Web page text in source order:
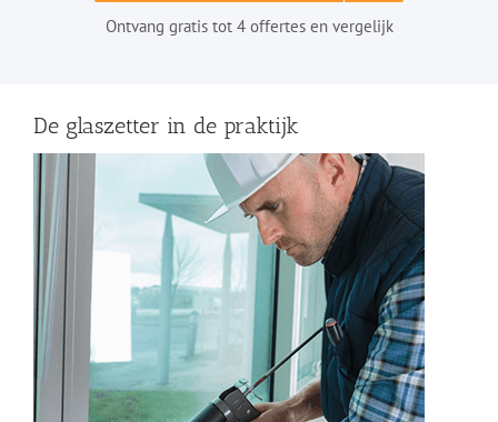
Ontvang gratis tot 4 offertes en vergelijk
De glaszetter in de praktijk